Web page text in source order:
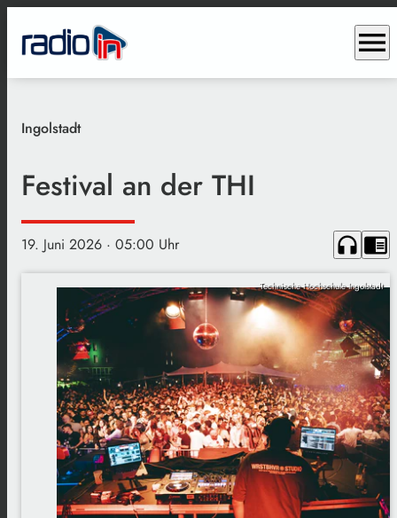
menu
Ingolstadt
Festival an der THI
19. Juni 2026 · 05:00 Uhr headphones chrome_reader_mode
Technische Hochschule Ingolstadt